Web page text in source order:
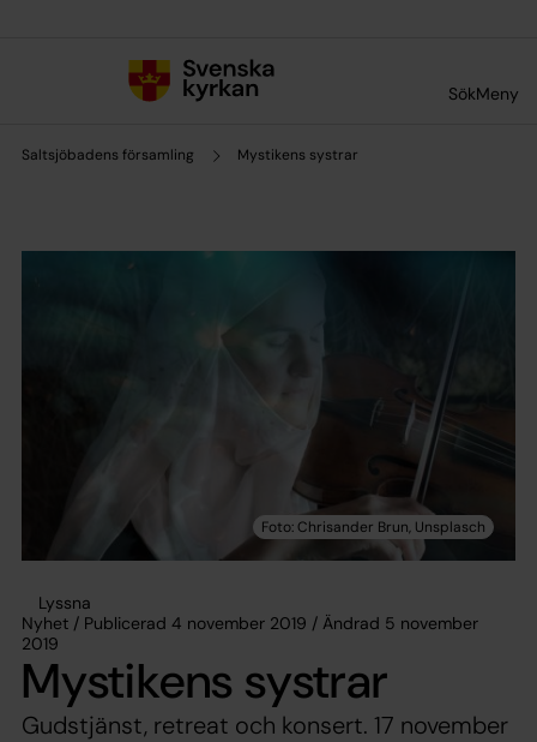
SökMeny
Saltsjöbadens församling Mystikens systrar
Lyssna
Nyhet / Publicerad 4 november 2019 / Ändrad 5 november
2019
Mystikens systrar
Gudstjänst, retreat och konsert. 17 november